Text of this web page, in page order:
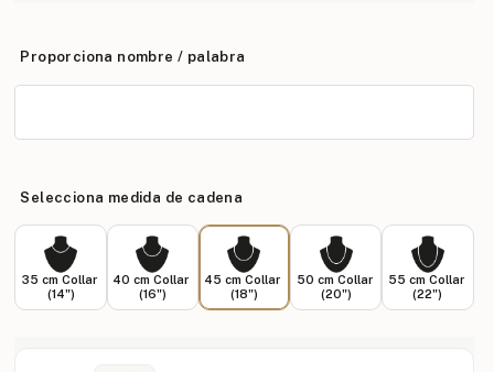
Proporciona nombre / palabra
Selecciona medida de cadena
35 cm Collar
(14")
40 cm Collar
(16")
45 cm Collar
(18")
50 cm Collar
(20")
55 cm Collar
(22")